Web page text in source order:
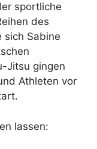
sportliche
des
sich Sabine
Jitsu gingen
Athleten vor
lassen: